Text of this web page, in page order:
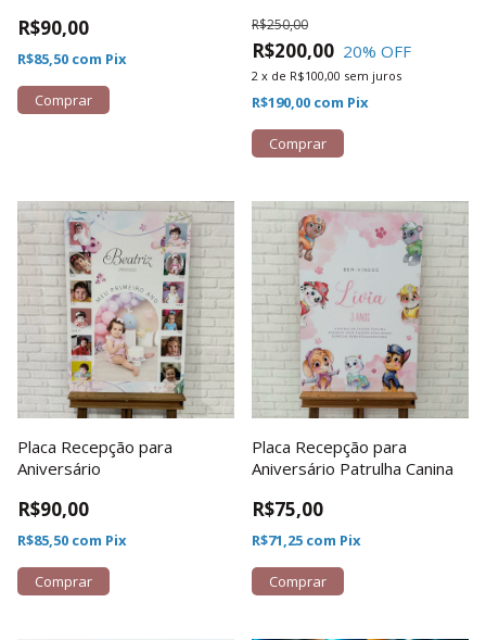
R$90,00
R$85,50 com Pix
Comprar
R$200,00
R$250,00
20% OFF
2 x de R$100,00 sem juros
R$190,00 com Pix
Comprar
Placa Recepção para
Aniversário
R$90,00
R$85,50 com Pix
Comprar
Placa Recepção para
Aniversário Patrulha Canina
R$75,00
R$71,25 com Pix
Comprar